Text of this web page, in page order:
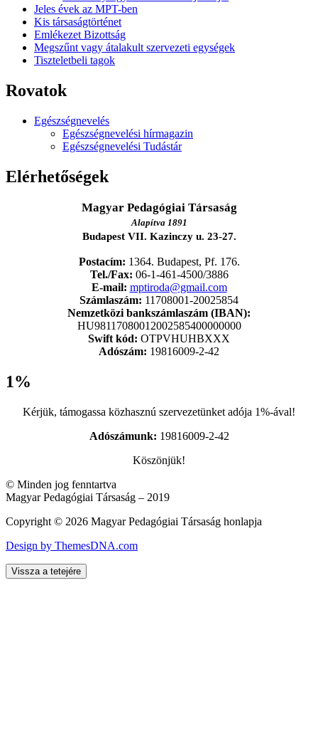
Jeles évek az MPT-ben
Kis társaságtörténet
Emlékezet Bizottság
Megszűnt vagy átalakult szervezeti egységek
Tiszteletbeli tagok
Rovatok
Egészségnevelés
Egészségnevelési hírmagazin
Egészségnevelési Tudástár
Elérhetőségek
Magyar Pedagógiai Társaság
Alapítva 1891
Budapest VII. Kazinczy u. 23-27.
Postacím: 1364. Budapest, Pf. 176.
Tel./Fax: 06-1-461-4500/3886
E-mail: mptiroda@gmail.com
Számlaszám: 11708001-20025854
Nemzetközi bankszámlaszám (IBAN):
HU98117080012002585400000000
Swift kód: OTPVHUHBXXX
Adószám: 19816009-2-42
1%
Kérjük, támogassa közhasznú szervezetünket adója 1%-ával!
Adószámunk: 19816009-2-42
Köszönjük!
© Minden jog fenntartva
Magyar Pedagógiai Társaság – 2019
Copyright © 2026 Magyar Pedagógiai Társaság honlapja
Design by ThemesDNA.com
Vissza a tetejére